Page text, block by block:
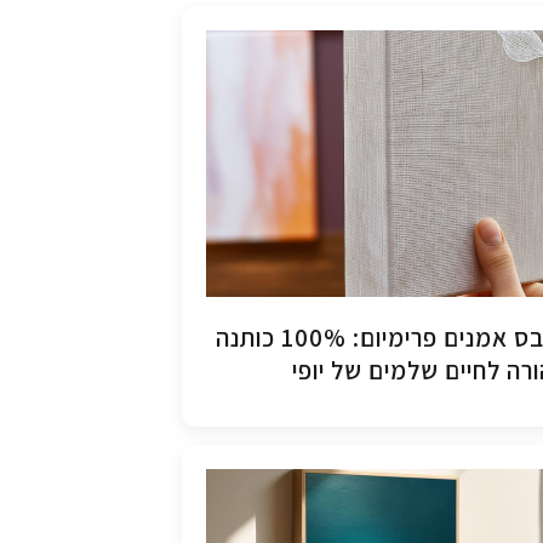
קנבס אמנים פרימיום: 100% כותנה
לחיים שלמים של יופי